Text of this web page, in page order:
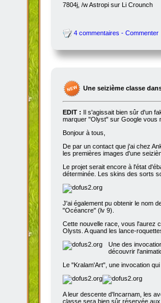
7804j, /w Astropi sur Li Crounch
4 commentaires - Commenter
Une seizième classe
EDIT : Il s'agissait bien sûr d'un
marquer "Olyst" sur Google vous
Bonjour à tous,
De par un contact que j'ai chez
les premières images d'une
Le projet serait encore à l'état
déterminée. Les skins des sorts
J'ai également pu obtenir le nom
"Océancre" (lv 9).
Cette nouvelle race, vous l'aurez
Olysts. A quand les lance-
Une des
découvrir
Le "Kralam'Art", une invocation
A leur descente d'Incarnam, les
classe sera bien sûr réservée